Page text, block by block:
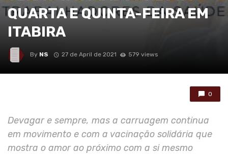
QUARTA E QUINTA-FEIRA EM
ITABIRA
By NS 27 de April de 2021 579 views
0
Devagar e sempre, mas a carruagem continua
em movimento e com a vacinação solidária que
mostra o amor ao próximo com a si mesmo